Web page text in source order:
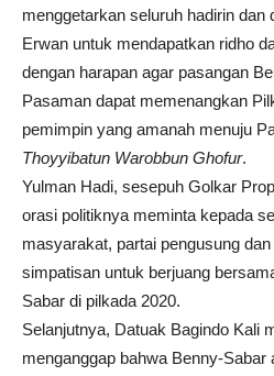
menggetarkan seluruh hadirin dan
Erwan untuk mendapatkan ridho
dengan harapan agar pasangan
Pasaman dapat memenangkan
pemimpin yang amanah menuju
Thoyyibatun Warobbun Ghofur.
Yulman Hadi, sesepuh Golkar
orasi politiknya meminta kepada
masyarakat, partai pengusung
simpatisan untuk berjuang
Sabar di pilkada 2020.
Selanjutnya, Datuak Bagindo Kali
menganggap bahwa Benny-Sabar